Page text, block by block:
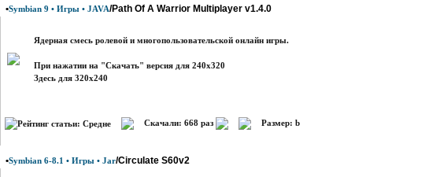
•Symbian 9 • Игры • JAVA/Path Of A Warrior Multiplayer v1.4.0
Ядерная смесь ролевой и многопользовательской онлайн игры.
При нажатии на "Скачать" версия для 240х320
Здесь для 320x240
Скачали: 668 раз Размер: b
•Symbian 6-8.1 • Игры • Jar/Circulate S60v2